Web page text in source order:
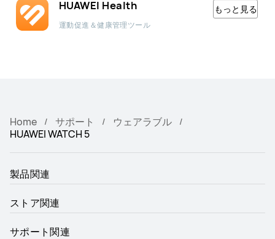
HUAWEI Health
運動促進＆健康管理ツール
もっと見る
Home サポート
ウェアラブル
HUAWEI WATCH 5
製品関連
ストア関連
サポート関連